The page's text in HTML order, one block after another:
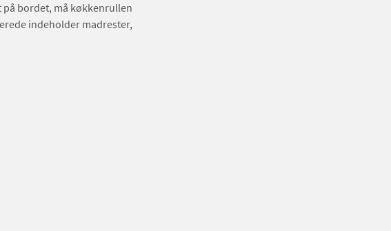
på bordet, må køkkenrullen
indeholder madrester,